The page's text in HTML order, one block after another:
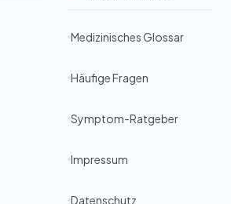
Medizinisches Glossar
Häufige Fragen
Symptom-Ratgeber
Impressum
Datenschutz